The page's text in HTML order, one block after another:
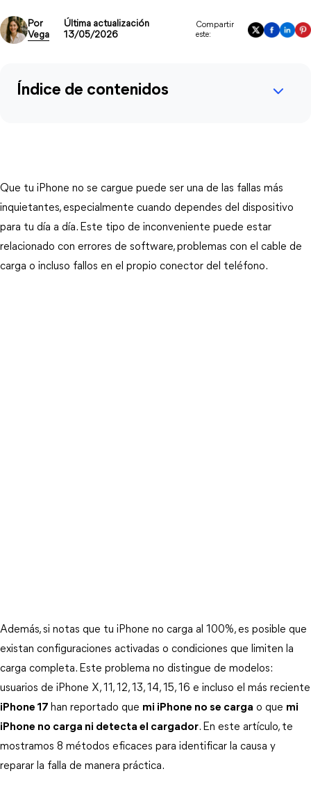
Por
Vega
Última actualización
13/05/2026
Compartir
este:
Índice de contenidos
Que tu iPhone no se cargue puede ser una de las fallas más
inquietantes, especialmente cuando dependes del dispositivo
para tu día a día. Este tipo de inconveniente puede estar
relacionado con errores de software, problemas con el cable de
carga o incluso fallos en el propio conector del teléfono.
Además, si notas que tu iPhone no carga al 100%, es posible que
existan configuraciones activadas o condiciones que limiten la
carga completa. Este problema no distingue de modelos:
usuarios de iPhone X, 11, 12, 13, 14, 15, 16 e incluso el más reciente
iPhone 17 han reportado que mi iPhone no se carga o que mi
iPhone no carga ni detecta el cargador. En este artículo, te
mostramos 8 métodos eficaces para identificar la causa y
reparar la falla de manera práctica.